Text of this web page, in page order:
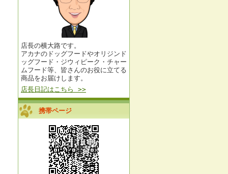
店長の横大路です。
アカナのドッグフードやオリジンド
ッグフード・ジウィピーク・チャー
ムフード等、皆さんのお役に立てる
商品をお届けします。
店長日記はこちら >>
携帯ページ